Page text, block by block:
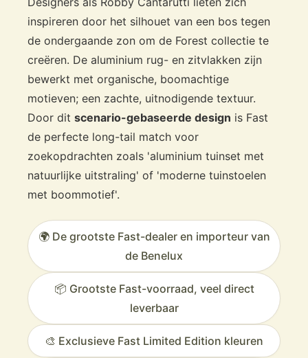
inspireren door het silhouet van een bos tegen
de ondergaande zon om de Forest collectie te
creëren. De aluminium rug- en zitvlakken zijn
bewerkt met organische, boomachtige
motieven; een zachte, uitnodigende textuur.
Door dit scenario-gebaseerde design is Fast
de perfecte long-tail match voor
zoekopdrachten zoals 'aluminium tuinset met
natuurlijke uitstraling' of 'moderne tuinstoelen
met boommotief'.
🌍 De grootste Fast-dealer en importeur van
de Benelux
📦 Grootste Fast-voorraad, veel direct
leverbaar
🎨 Exclusieve Fast Limited Edition kleuren